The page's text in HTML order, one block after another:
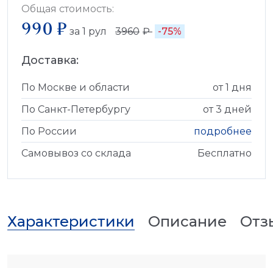
Общая стоимость:
990 ₽ за 1 рул 3960 ₽ -75%
Доставка:
По Москве и области
от 1 дня
По Санкт-Петербургу
от 3 дней
По России
подробнее
Самовывоз со склада
Бесплатно
Характеристики Описание